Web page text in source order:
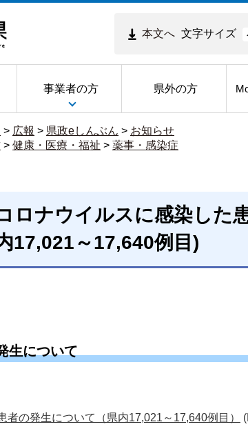
本文へ 文字サイズ
事業者の方 県外の方
> 広報 > 県政eしんぶん > お知らせ
> 健康・医療・福祉 > 薬事・感染症
ロナウイルスに感染した
17,021～17,640例目)
生について
者の発生について（県内17,021～17,640例目）